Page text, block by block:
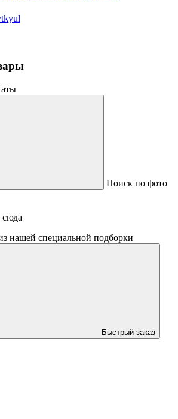
Поиск по фото
нашей специальной подборки
Быстрый заказ